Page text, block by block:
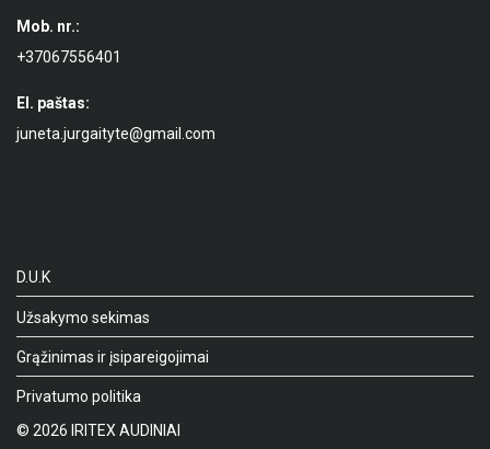
Mob. nr.:
+37067556401
El. paštas:
juneta.jurgaityte@gmail.com
D.U.K
Užsakymo sekimas
Grąžinimas ir įsipareigojimai
Privatumo politika
© 2026 IRITEX AUDINIAI